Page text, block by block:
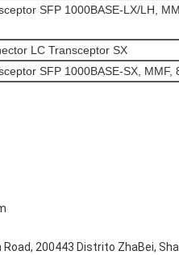
SFP 1000BASE-LX/LH,
LC Transceptor SX
SFP 1000BASE-SX, MMF,
200443 Distrito ZhaBei,